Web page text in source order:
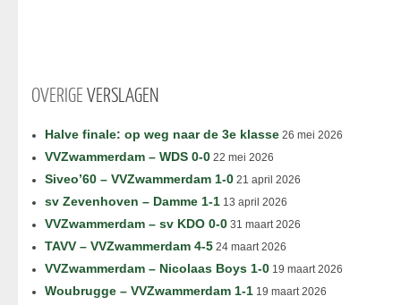
OVERIGEVERSLAGEN
Halve finale: op weg naar de 3e klasse 26 mei 2026
VVZwammerdam – WDS 0-0 22 mei 2026
Siveo’60 – VVZwammerdam 1-0 21 april 2026
sv Zevenhoven – Damme 1-1 13 april 2026
VVZwammerdam – sv KDO 0-0 31 maart 2026
TAVV – VVZwammerdam 4-5 24 maart 2026
VVZwammerdam – Nicolaas Boys 1-0 19 maart 2026
Woubrugge – VVZwammerdam 1-1 19 maart 2026